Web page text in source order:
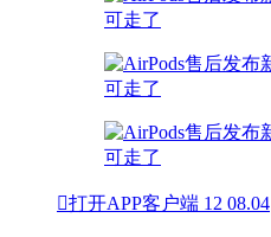
打开APP客户端 12 08.04